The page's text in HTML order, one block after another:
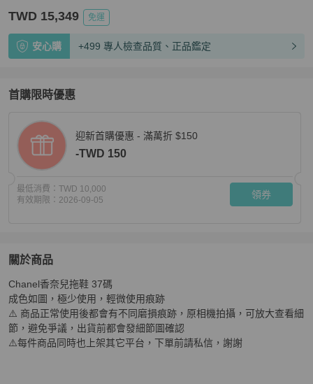
TWD 15,349 免運
安心購 +499 專人檢查品質、正品鑑定
首購限時優惠
迎新首購優惠 - 滿萬折 $150
-TWD 150
最低消費： TWD 10,000
有效期限： 2026-09-05 領券
關於商品
關於Chanel香奈兒拖鞋 37碼
Chanel香奈兒拖鞋 37碼
成色如圖，極少使用，輕微使用痕跡
⚠️ 商品正常使用後都會有不同磨損痕跡，原相機拍攝，可放大查看細
節，避免爭議，出貨前都會發細節圖確認
⚠️每件商品同時也上架其它平台，下單前請私信，謝謝